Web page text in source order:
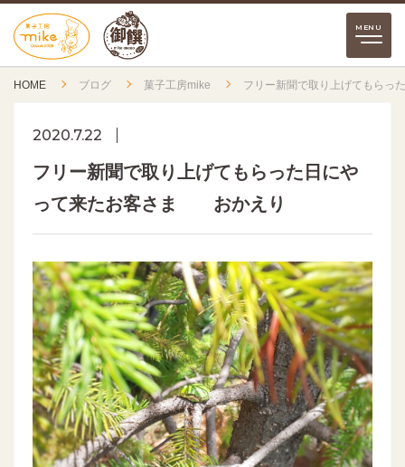
HOME ブログ 菓子工房mike フリー新聞で取り上げてもら
2020.7.22
フリー新聞で取り上げてもらった日にや
って来たお客さま おかえり